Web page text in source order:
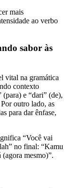
mais
ao verbo
sabor às
vital na gramática
contexto
(para) e “dari” (de),
outro lado, as
para dar ênfase,
“Você vai
no final: “Kamu
mesmo)”.